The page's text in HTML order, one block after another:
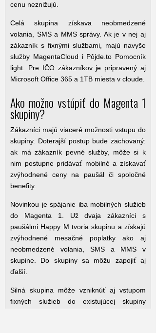
cenu neznižujú.
Celá skupina získava neobmedzené
volania, SMS a MMS správy. Ak je v nej aj
zákazník s fixnými službami, majú navyše
služby MagentaCloud i Pôjde.to Pomocník
light. Pre IČO zákazníkov je pripravený aj
Microsoft Office 365 a 1TB miesta v cloude.
Ako možno vstúpiť do Magenta 1
skupiny?
Zákazníci majú viaceré možnosti vstupu do
skupiny. Doterajší postup bude zachovaný:
ak má zákazník pevné služby, môže si k
nim postupne pridávať mobilné a získavať
zvýhodnené ceny na paušál či spoločné
benefity.
Novinkou je spájanie iba mobilných služieb
do Magenta 1. Už dvaja zákazníci s
paušálmi Happy M tvoria skupinu a získajú
zvýhodnené mesačné poplatky ako aj
neobmedzené volania, SMS a MMS v
skupine. Do skupiny sa môžu zapojiť aj
ďalší.
Silná skupina môže vzniknúť aj vstupom
fixných služieb do existujúcej skupiny